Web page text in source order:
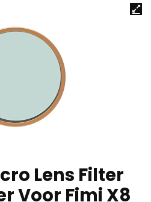
Lens Filter
Voor Fimi X8